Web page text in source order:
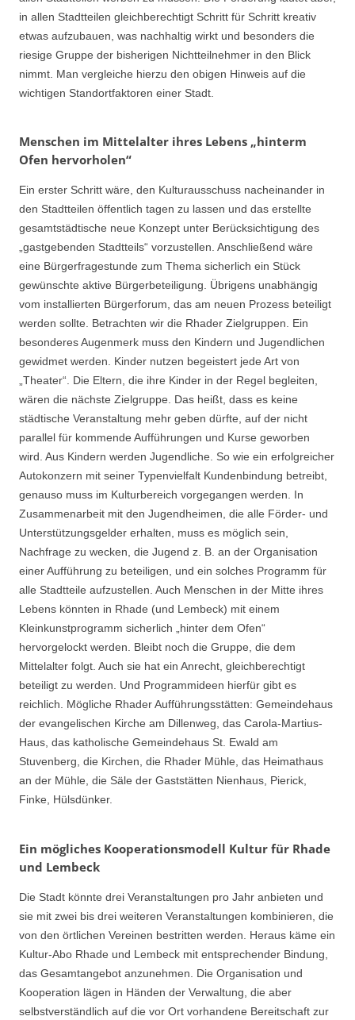
in allen Stadtteilen gleichberechtigt Schritt für Schritt kreativ
etwas aufzubauen, was nachhaltig wirkt und besonders die
riesige Gruppe der bisherigen Nichtteilnehmer in den Blick
nimmt. Man vergleiche hierzu den obigen Hinweis auf die
wichtigen Standortfaktoren einer Stadt.
Menschen im Mittelalter ihres Lebens „hinterm
Ofen hervorholen“
Ein erster Schritt wäre, den Kulturausschuss nacheinander in
den Stadtteilen öffentlich tagen zu lassen und das erstellte
gesamtstädtische neue Konzept unter Berücksichtigung des
„gastgebenden Stadtteils“ vorzustellen. Anschließend wäre
eine Bürgerfragestunde zum Thema sicherlich ein Stück
gewünschte aktive Bürgerbeteiligung. Übrigens unabhängig
vom installierten Bürgerforum, das am neuen Prozess beteiligt
werden sollte. Betrachten wir die Rhader Zielgruppen. Ein
besonderes Augenmerk muss den Kindern und Jugendlichen
gewidmet werden. Kinder nutzen begeistert jede Art von
„Theater“. Die Eltern, die ihre Kinder in der Regel begleiten,
wären die nächste Zielgruppe. Das heißt, dass es keine
städtische Veranstaltung mehr geben dürfte, auf der nicht
parallel für kommende Aufführungen und Kurse geworben
wird. Aus Kindern werden Jugendliche. So wie ein erfolgreicher
Autokonzern mit seiner Typenvielfalt Kundenbindung betreibt,
genauso muss im Kulturbereich vorgegangen werden. In
Zusammenarbeit mit den Jugendheimen, die alle Förder- und
Unterstützungsgelder erhalten, muss es möglich sein,
Nachfrage zu wecken, die Jugend z. B. an der Organisation
einer Aufführung zu beteiligen, und ein solches Programm für
alle Stadtteile aufzustellen. Auch Menschen in der Mitte ihres
Lebens könnten in Rhade (und Lembeck) mit einem
Kleinkunstprogramm sicherlich „hinter dem Ofen“
hervorgelockt werden. Bleibt noch die Gruppe, die dem
Mittelalter folgt. Auch sie hat ein Anrecht, gleichberechtigt
beteiligt zu werden. Und Programmideen hierfür gibt es
reichlich. Mögliche Rhader Aufführungsstätten: Gemeindehaus
der evangelischen Kirche am Dillenweg, das Carola-Martius-
Haus, das katholische Gemeindehaus St. Ewald am
Stuvenberg, die Kirchen, die Rhader Mühle, das Heimathaus
an der Mühle, die Säle der Gaststätten Nienhaus, Pierick,
Finke, Hülsdünker.
Ein mögliches Kooperationsmodell Kultur für Rhade
und Lembeck
Die Stadt könnte drei Veranstaltungen pro Jahr anbieten und
sie mit zwei bis drei weiteren Veranstaltungen kombinieren, die
von den örtlichen Vereinen bestritten werden. Heraus käme ein
Kultur-Abo Rhade und Lembeck mit entsprechender Bindung,
das Gesamtangebot anzunehmen. Die Organisation und
Kooperation lägen in Händen der Verwaltung, die aber
selbstverständlich auf die vor Ort vorhandene Bereitschaft zur